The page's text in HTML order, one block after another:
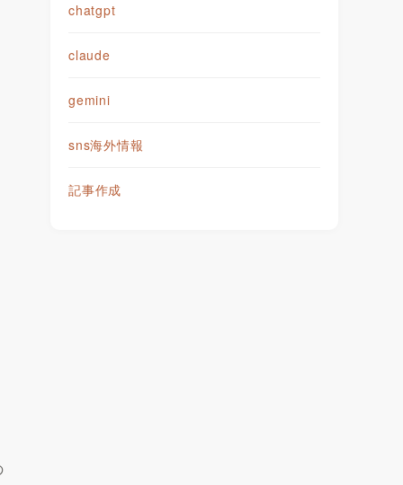
chatgpt
claude
gemini
sns海外情報
記事作成